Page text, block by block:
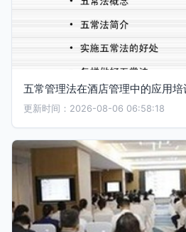
五常管理法在酒店管理中的应用培
更新时间：2026-08-06 06:58:18